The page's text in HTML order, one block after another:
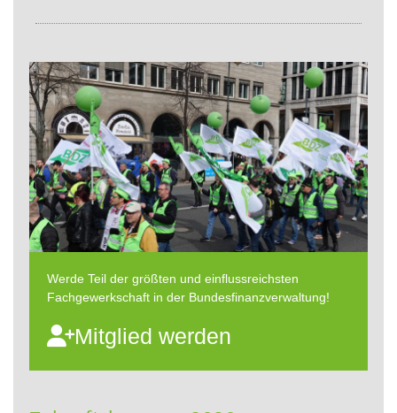
Werde Teil der größten und einflussreichsten
Fachgewerkschaft in der Bundesfinanzverwaltung!
Mitglied werden